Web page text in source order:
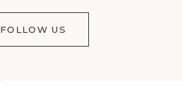
FOLLOW US